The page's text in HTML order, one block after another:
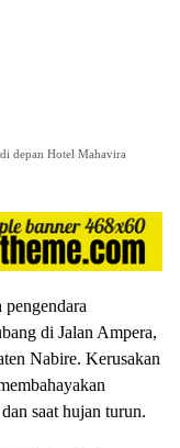
depan Hotel Mahavira
pengendara
di Jalan Ampera,
Nabire. Kerusakan
saat hujan turun.